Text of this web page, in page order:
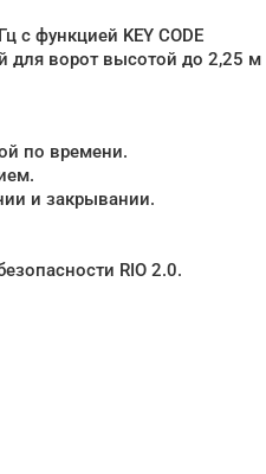
с функцией KEY CODE
для ворот высотой до 2,25 м
по времени.
и закрывании.
RIO 2.0.